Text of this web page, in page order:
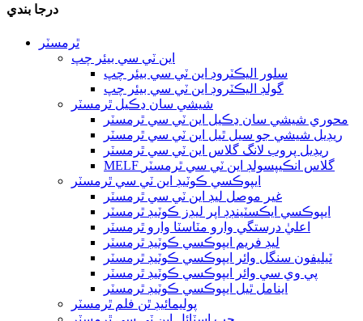
درجا بندي
ٿرمسٽر
اين ٽي سي بيئر چپ
سلور اليڪٽروڊ اين ٽي سي بيئر چپ
گولڊ اليڪٽروڊ اين ٽي سي بيئر چپ
شيشي سان ڍڪيل ٿرمسٽر
محوري شيشي سان ڍڪيل اين ٽي سي ٿرمسٽر
ريڊيل شيشي جو سيل ٿيل اين ٽي سي ٿرمسٽر
ريڊيل پروب لانگ گلاس اين ٽي سي ٿرمسٽر
MELF گلاس انڪيپسولڊ اين ٽي سي ٿرمسٽر
ايپوڪسي ڪوٽيڊ اين ٽي سي ٿرمسٽر
غير موصل ليڊ اين ٽي سي ٿرمسٽر
ايپوڪسي ايڪسٽينڊڊ اپر ليڊز ڪوٽيڊ ٿرمسٽر
اعليٰ درستگي وارو مٽاسٽا وارو ٿرمسٽر
ليڊ فريم ايپوڪسي ڪوٽيڊ ٿرمسٽر
ٽيليفون سنگل وائر ايپوڪسي ڪوٽيڊ ٿرمسٽر
پي وي سي وائر ايپوڪسي ڪوٽيڊ ٿرمسٽر
اينامل ٿيل ايپوڪسي ڪوٽيڊ ٿرمسٽر
پوليمائيڊ ٿن فلم ٿرمسٽر